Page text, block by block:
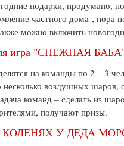
подарки, продумано,
частного дома , пора
можно включить
игра "СНЕЖНАЯ
на команды по 2 – 3
несколько воздушных шаров,
команд – сделать из
получают призы.
КОЛЕНЯХ У ДЕДА